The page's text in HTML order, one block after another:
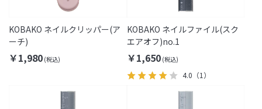
KOBAKO ネイルクリッパー(ア
ーチ)
￥1,980
KOBAKO ネイルファイル(スク
エアオフ)no.1
￥1,650
4.0 （1）